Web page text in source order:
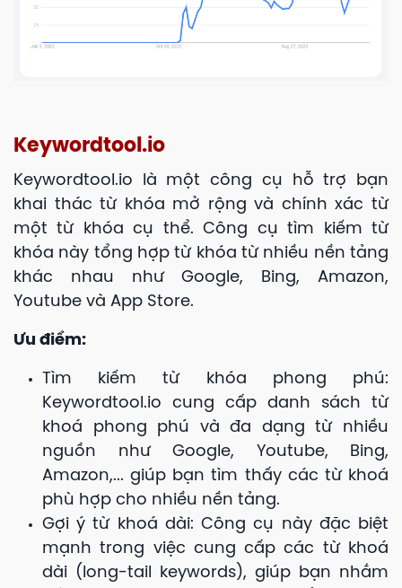
Keywordtool.io
Keywordtool.io là một công cụ hỗ trợ bạn
khai thác từ khóa mở rộng và chính xác từ
một từ khóa cụ thể. Công cụ tìm kiếm từ
khóa này tổng hợp từ khóa từ nhiều nền tảng
khác nhau như Google, Bing, Amazon,
Youtube và App Store.
Ưu điểm:
Tìm kiếm từ khóa phong phú:
Keywordtool.io cung cấp danh sách từ
khoá phong phú và đa dạng từ nhiều
nguồn như Google, Youtube, Bing,
Amazon,... giúp bạn tìm thấy các từ khoá
phù hợp cho nhiều nền tảng.
Gợi ý từ khoá dài: Công cụ này đặc biệt
mạnh trong việc cung cấp các từ khoá
dài (long-tail keywords), giúp bạn nhắm